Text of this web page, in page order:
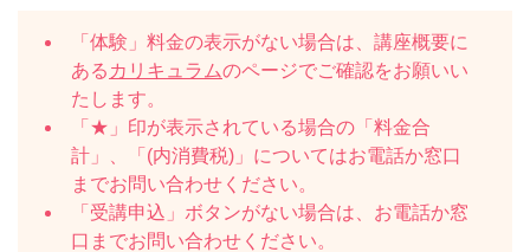
「体験」料金の表示がない場合は、講座概要に
ある カリキュラムのページでご確認をお願いい
たします。
「★」印が表示されている場合の「料金合
計」、「(内消費税)」についてはお電話か窓口
までお問い合わせください。
「受講申込」ボタンがない場合は、お電話か窓
口までお問い合わせください。